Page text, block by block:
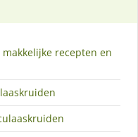
recepten en